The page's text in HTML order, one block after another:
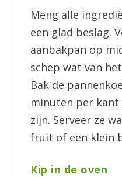
Meng alle
een glad beslag.
aanbakpan op
schep wat van
Bak de
minuten per
zijn. Serveer ze
fruit of een klein
Kip in de oven